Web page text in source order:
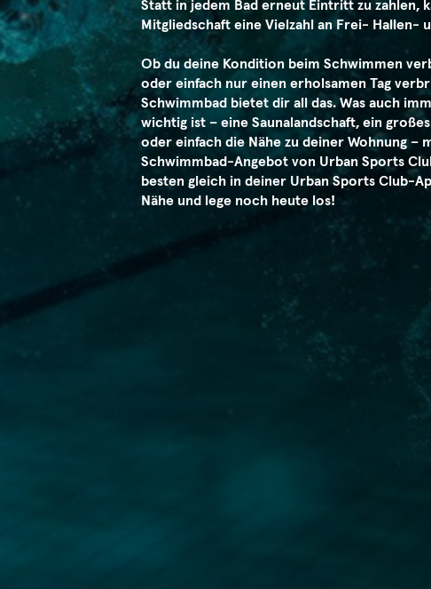
Statt in jedem Bad erneut Eintritt zu zahlen,
Mitgliedschaft eine Vielzahl an Frei- Hallen-
Ob du deine Kondition beim Schwimmen
oder einfach nur einen erholsamen Tag
Schwimmbad bietet dir all das. Was auch
wichtig ist – eine Saunalandschaft, ein
oder einfach die Nähe zu deiner Wohnung –
Schwimmbad-Angebot von Urban Sports
besten gleich in deiner Urban Sports Club-
Nähe und lege noch heute los!